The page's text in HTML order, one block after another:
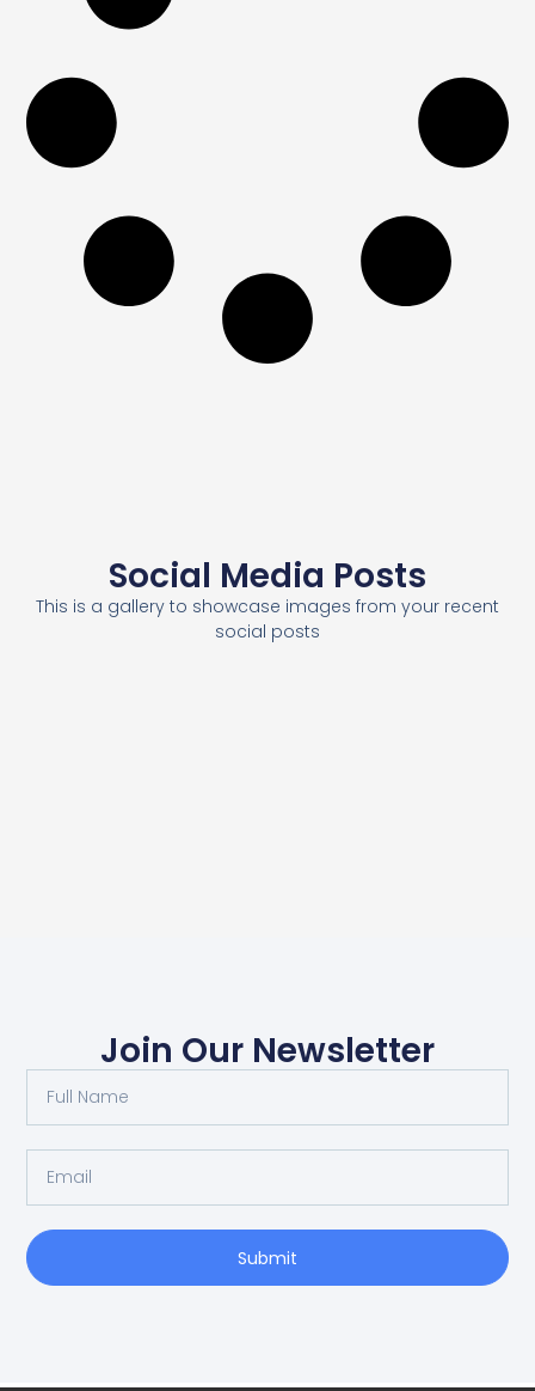
Social Media Posts
This is a gallery to showcase images from your recent
social posts
Join Our Newsletter
Submit